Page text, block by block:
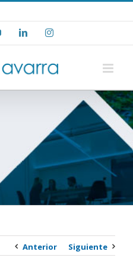
YouTubeLinkedInInstagram
Anterior Siguiente